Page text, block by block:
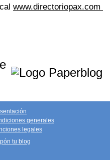
www.directoriopax.com
generales
legales
tu blog